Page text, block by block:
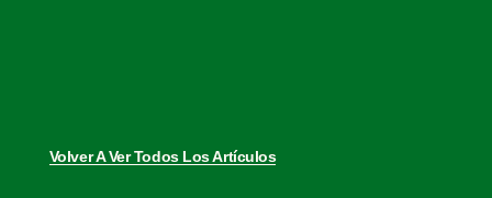
Volver A Ver Todos Los Artículos